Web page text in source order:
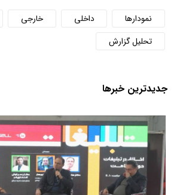
نمودارها داخلی خارجی
تحلیل گزارش
جدید‌ترین خبر‌ها